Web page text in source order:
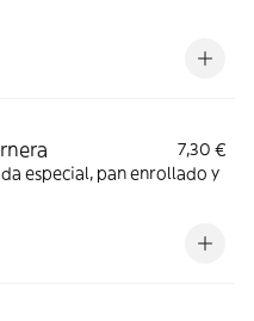
7,30 €
especial, pan enrollado y